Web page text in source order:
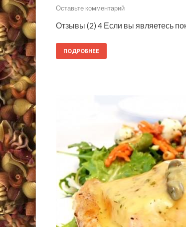
Оставьте комментарий
Отзывы (2) 4 Если вы являетесь
ПОДРОБНЕЕ